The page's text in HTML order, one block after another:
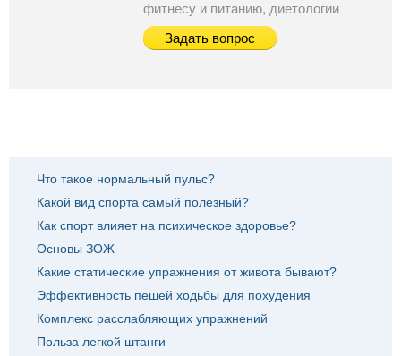
фитнесу и питанию, диетологии
Задать вопрос
Что такое нормальный пульс?
Какой вид спорта самый полезный?
Как спорт влияет на психическое здоровье?
Основы ЗОЖ
Какие статические упражнения от живота бывают?
Эффективность пешей ходьбы для похудения
Комплекс расслабляющих упражнений
Польза легкой штанги